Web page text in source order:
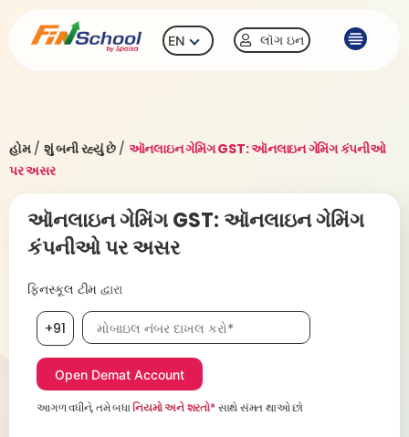
EN લૉગ ઇન
હોમ/ શું બની રહ્યું છે/ ઑનલાઇન ગેમિંગ GST: ઑનલાઇન ગેમિંગ કંપનીઓ
પર અસર
ઑનલાઇન ગેમિંગ GST: ઑનલાઇન ગેમિંગ
કંપનીઓ પર અસર
ફિનસ્કૂલ ટીમ દ્વારા
+91 મોબાઇલ નંબર, જરૂરી છે
આગળ વધીને, તમે બધાનિયમો અને શરતો*સાથે સંમત થાઓ છો